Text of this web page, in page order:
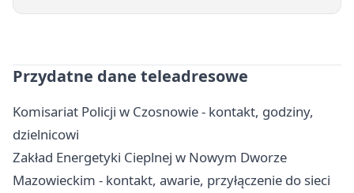
Przydatne dane teleadresowe
Komisariat Policji w Czosnowie - kontakt, godziny,
dzielnicowi
Zakład Energetyki Cieplnej w Nowym Dworze
Mazowieckim - kontakt, awarie, przyłączenie do sieci